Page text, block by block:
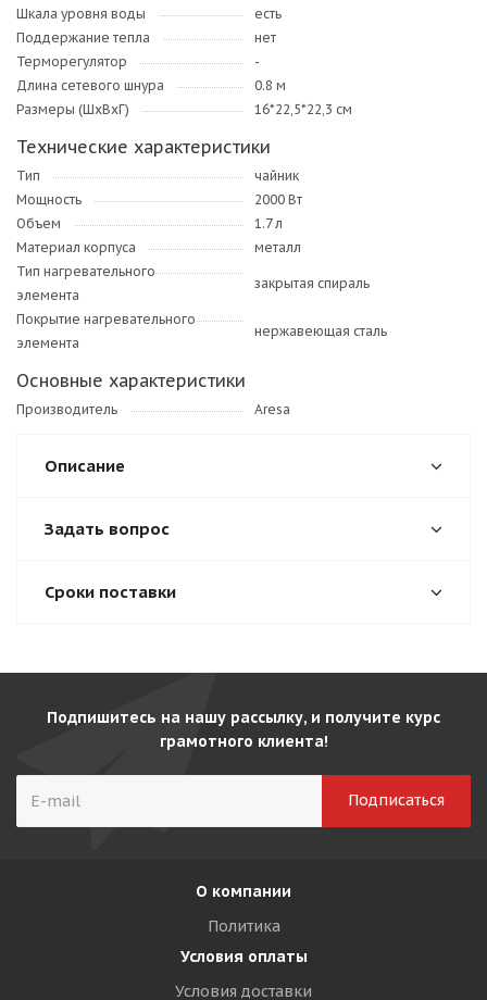
Шкала уровня воды
есть
Поддержание тепла
нет
Терморегулятор
-
Длина сетевого шнура
0.8 м
Размеры (ШхВхГ)
16*22,5*22,3 см
Технические характеристики
Тип
чайник
Мощность
2000 Вт
Объем
1.7 л
Материал корпуса
металл
Тип нагревательного
элемента
закрытая спираль
Покрытие нагревательного
элемента
нержавеющая сталь
Основные характеристики
Производитель Aresa
Описание
Задать вопрос
Сроки поставки
Подпишитесь на нашу рассылку, и получите курс
грамотного клиента!
О компании
Политика
Условия оплаты
Условия доставки